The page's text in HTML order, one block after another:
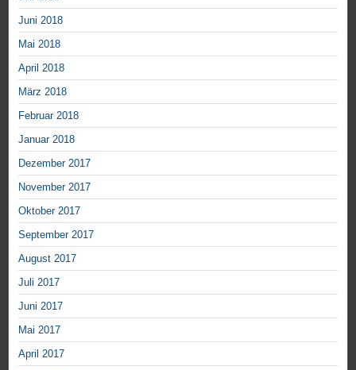
Juni 2018
Mai 2018
April 2018
März 2018
Februar 2018
Januar 2018
Dezember 2017
November 2017
Oktober 2017
September 2017
August 2017
Juli 2017
Juni 2017
Mai 2017
April 2017